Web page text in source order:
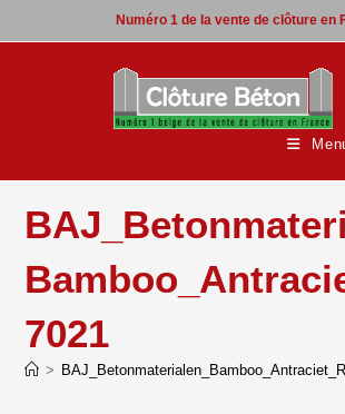
to
Numéro 1 de la vente de clôture en
7021
>